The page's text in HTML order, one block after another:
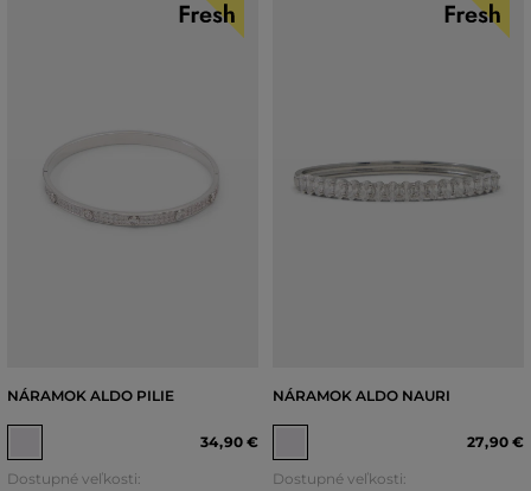
NÁRAMOK ALDO PILIE
34,90 €
Dostupné veľkosti:
NÁRAMOK ALDO NAURI
27,90 €
Dostupné veľkosti: